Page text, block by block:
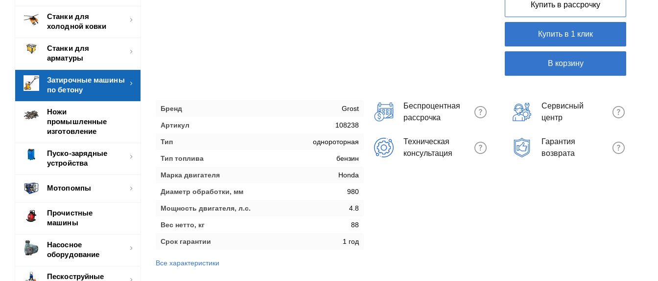
Купить в рассрочку
Купить в 1 клик
В корзину
Бренд Grost
Артикул 108238
Тип однороторная
Тип топлива бензин
Марка двигателя Honda
Диаметр обработки, мм 980
Мощность двигателя, л.с. 4.8
Вес нетто, кг 88
Срок гарантии 1 год
Все характеристики
Беспроцентная
рассрочка
Сервисный
центр
Техническая
консультация
Гарантия
возврата
Станки для
холодной ковки
Станки для
арматуры
Затирочные машины
по бетону
Ножи
промышленные
изготовление
Пуско-зарядные
устройства
Мотопомпы
Прочистные
машины
Насосное
оборудование
Пескоструйные